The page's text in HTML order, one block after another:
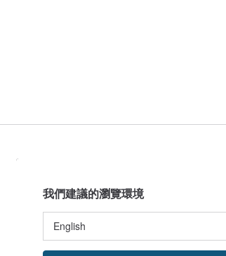
我們建議的瀏覽環境